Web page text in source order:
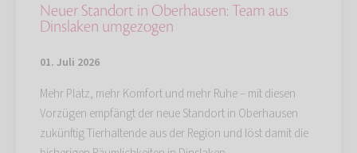
Neuer Standort in Oberhausen: Team aus
Dinslaken umgezogen
01. Juli 2026
Mehr Platz, mehr Komfort und mehr Ruhe – mit diesen
Vorzügen empfängt der neue Standort in Oberhausen
zukünftig Tierhaltende aus der Region und löst damit die